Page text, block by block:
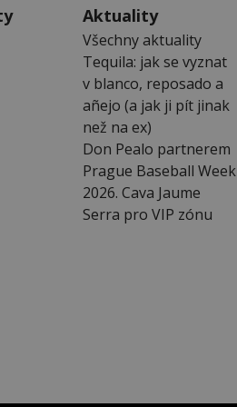
Aktuality
Všechny aktuality
Tequila: jak se vyznat
v blanco, reposado a
añejo (a jak ji pít jinak
než na ex)
Don Pealo partnerem
Prague Baseball Week
2026. Cava Jaume
Serra pro VIP zónu